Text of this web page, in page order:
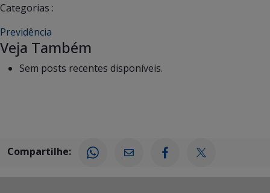
Categorias :
Previdência
Veja Também
Sem posts recentes disponíveis.
Compartilhe: